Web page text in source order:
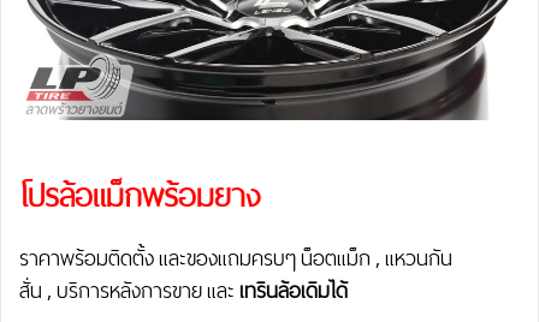
โปรล้อแม็กพร้อมยาง
ราคาพร้อมติดตั้ง และของแถมครบๆ น็อตแม็ก , แหวนกัน
สั่น , บริการหลังการขาย และ เทรินล้อเดิมได้